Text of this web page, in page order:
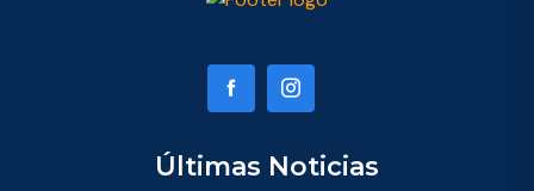
Últimas Noticias